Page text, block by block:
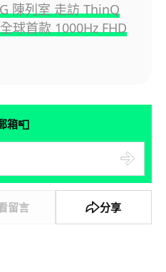
陳列室 走訪 ThinQ
球首款 1000Hz FHD
箱📮
留言 分享